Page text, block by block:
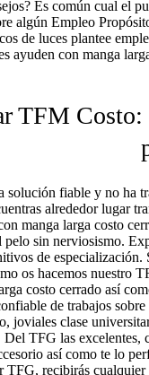
Es común cual el
algún Empleo
de luces plantee
ayuden con manga
TFM Costo:
solución fiable y no ha
alrededor lugar
manga larga costo
pelo sin nerviosismo.
de especialización.
os hacemos nuestro
costo cerrado así­
de trabajos
joviales clase
TFG las excelentes,
así­ como te lo
TFG, recibirás cualquier